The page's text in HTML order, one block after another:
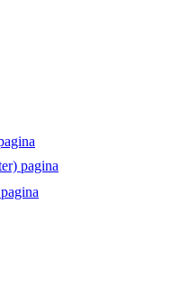
pagina